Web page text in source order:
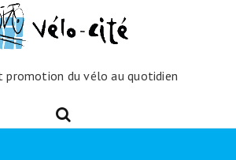
promotion du vélo au quotidien